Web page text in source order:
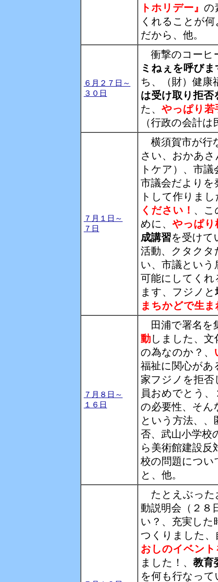
トホリデー』 の
くれることが
だから、他。
６月２７日～
３０日
衝撃のコーヒ
ミねぇを呼びま
ち、（財）健康
は受け取り拒否
た、 やっぱり若
（行政の会計
７月１日～
７日
横須賀市が行
さい、おかあ
トケア）、市
市議会だよりを
トして作りまし
ください！ 、こ
めに、 やっぱり
成講習を受けて
活動、クタクタ
い、市議とい
可能にしてくれ
ます、フジノと
まちかどで生
７月８日～
１６日
田浦で署名を
動しました、文
の為なのか？、
福祉に関心があ
家フジノを拒否
員おめでとう
の必要性、そ
という方法、
否、武山小学校
ら美術館建設
校の問題につ
と、他。
たとえぶった
動説明会（２８
い？、充実した
つくりました
おしのイベン
ました！、 教育
を何も行なって